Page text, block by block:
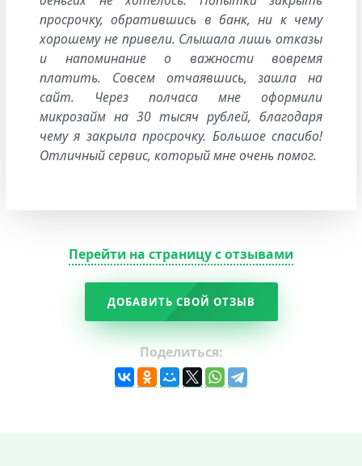
просрочку, обратившись в банк, ни к чему
хорошему не привели. Слышала лишь отказы
и напоминание о важности вовремя
платить. Совсем отчаявшись, зашла на
сайт. Через полчаса мне оформили
микрозайм на 30 тысяч рублей, благодаря
чему я закрыла просрочку. Большое спасибо!
Отличный сервис, который мне очень помог.
Перейти на страницу с отзывами
ДОБАВИТЬ СВОЙ ОТЗЫВ
Поделиться: